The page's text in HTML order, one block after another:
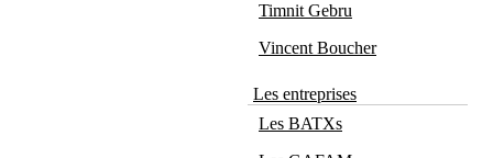
Timnit Gebru
Vincent Boucher
Les entreprises
Les BATXs